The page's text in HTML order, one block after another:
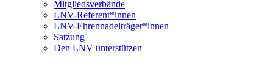
Mitgliedsverbände
LNV-Referent*innen
LNV-Ehrennadelträger*innen
Satzung
Den LNV unterstützen